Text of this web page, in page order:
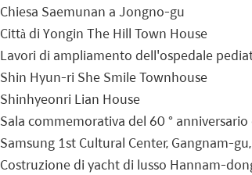
Chiesa Saemunan a Jongno-gu
Città di Yongin The Hill Town House
Lavori di ampliamento dell'ospedale
Shin Hyun-ri She Smile Townhouse
Shinhyeonri Lian House
Sala commemorativa del 60 °
Samsung 1st Cultural Center, Gangnam-
Costruzione di yacht di lusso Hannam-